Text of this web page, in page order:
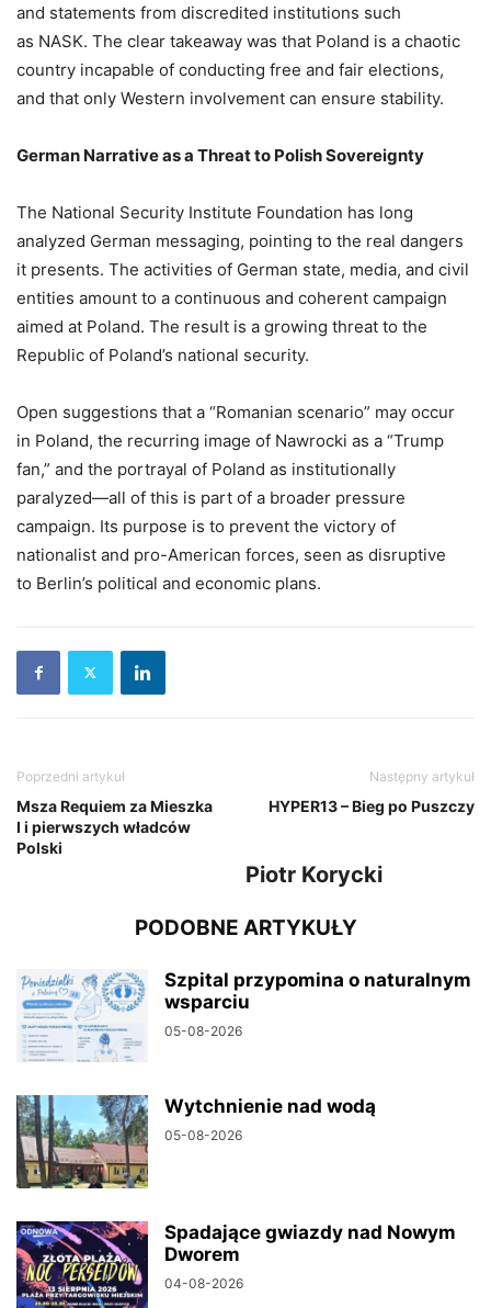
and statements from discredited institutions such
as NASK. The clear takeaway was that Poland is a chaotic
country incapable of conducting free and fair elections,
and that only Western involvement can ensure stability.
German Narrative as a Threat to Polish Sovereignty
The National Security Institute Foundation has long
analyzed German messaging, pointing to the real dangers
it presents. The activities of German state, media, and civil
entities amount to a continuous and coherent campaign
aimed at Poland. The result is a growing threat to the
Republic of Poland’s national security.
Open suggestions that a “Romanian scenario” may occur
in Poland, the recurring image of Nawrocki as a “Trump
fan,” and the portrayal of Poland as institutionally
paralyzed—all of this is part of a broader pressure
campaign. Its purpose is to prevent the victory of
nationalist and pro-American forces, seen as disruptive
to Berlin’s political and economic plans.
Poprzedni artykuł
Msza Requiem za Mieszka
I i pierwszych władców
Polski
Następny artykuł
HYPER13 – Bieg po Puszczy
Piotr Korycki
PODOBNE ARTYKUŁY
Szpital przypomina o naturalnym
wsparciu
05-08-2026
Wytchnienie nad wodą
05-08-2026
Spadające gwiazdy nad Nowym
Dworem
04-08-2026